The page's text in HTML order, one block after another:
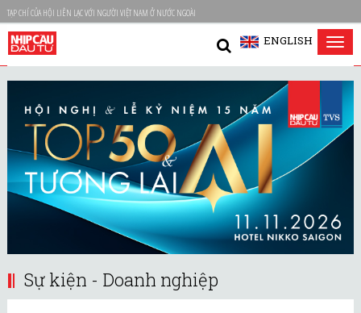
TẠP CHÍ CỦA HỘI LIÊN LẠC VỚI NGƯỜI VIỆT NAM Ở NƯỚC NGOÀI
ENGLISH
Sự kiện - Doanh nghiệp